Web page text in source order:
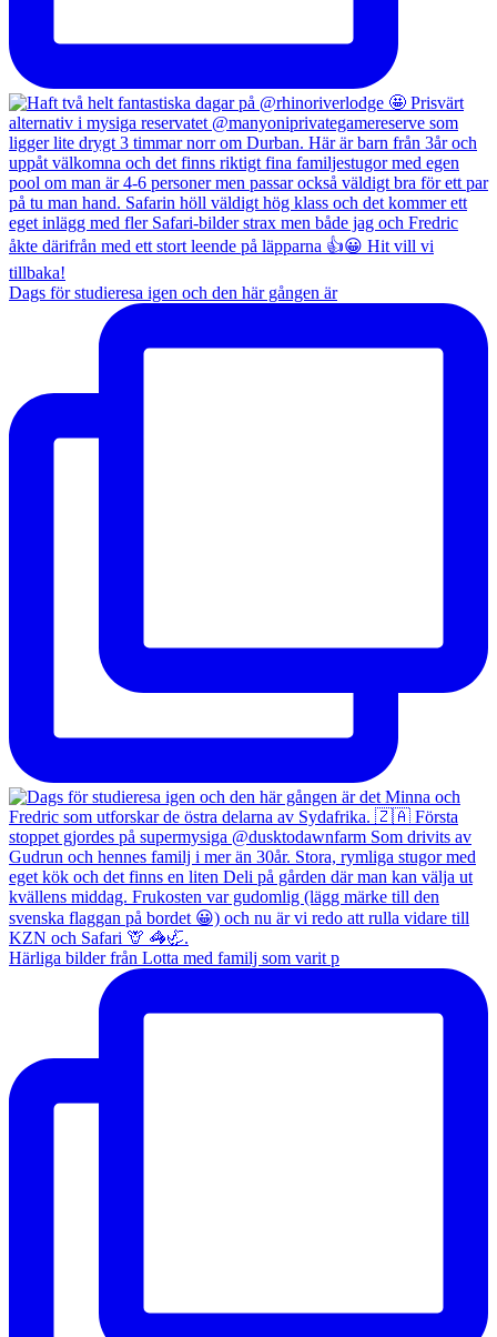
Dags för studieresa igen och den här gången är
Härliga bilder från Lotta med familj som varit p